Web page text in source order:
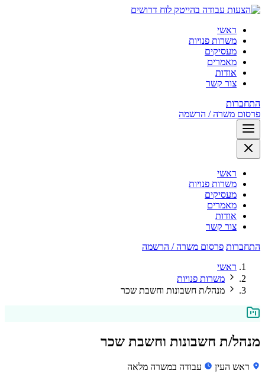
לוח דרושים
ראשי
משרות פנויות
מעסיקים
מאמרים
אודות
צור קשר
התחברות
פרסום משרה / הרשמה
ראשי
משרות פנויות
מעסיקים
מאמרים
אודות
צור קשר
התחברות פרסום משרה / הרשמה
ראשי
משרות פנויות
מנהל/ת חשבונות וחשבת שכר
מנהל/ת חשבונות וחשבת שכר
ראש העין עבודה במשרה מלאה